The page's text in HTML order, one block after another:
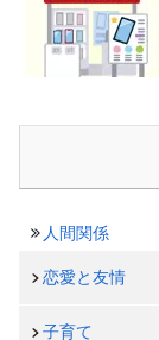
人間関係
恋愛と友情
子育て